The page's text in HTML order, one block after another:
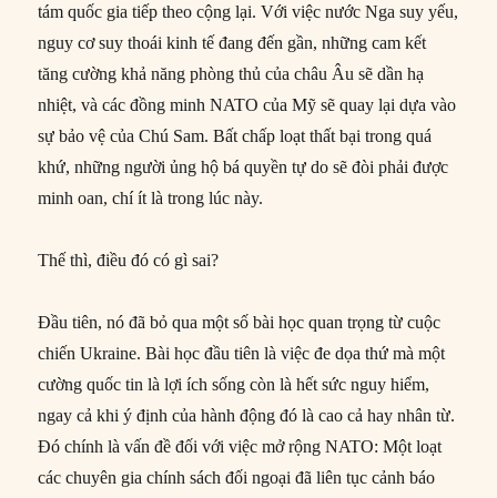
tám quốc gia tiếp theo cộng lại. Với việc nước Nga suy yếu,
nguy cơ suy thoái kinh tế đang đến gần, những cam kết
tăng cường khả năng phòng thủ của châu Âu sẽ dần hạ
nhiệt, và các đồng minh NATO của Mỹ sẽ quay lại dựa vào
sự bảo vệ của Chú Sam. Bất chấp loạt thất bại trong quá
khứ, những người ủng hộ bá quyền tự do sẽ đòi phải được
minh oan, chí ít là trong lúc này.
Thế thì, điều đó có gì sai?
Đầu tiên, nó đã bỏ qua một số bài học quan trọng từ cuộc
chiến Ukraine. Bài học đầu tiên là việc đe dọa thứ mà một
cường quốc tin là lợi ích sống còn là hết sức nguy hiểm,
ngay cả khi ý định của hành động đó là cao cả hay nhân từ.
Đó chính là vấn đề đối với việc mở rộng NATO: Một loạt
các chuyên gia chính sách đối ngoại đã liên tục cảnh báo